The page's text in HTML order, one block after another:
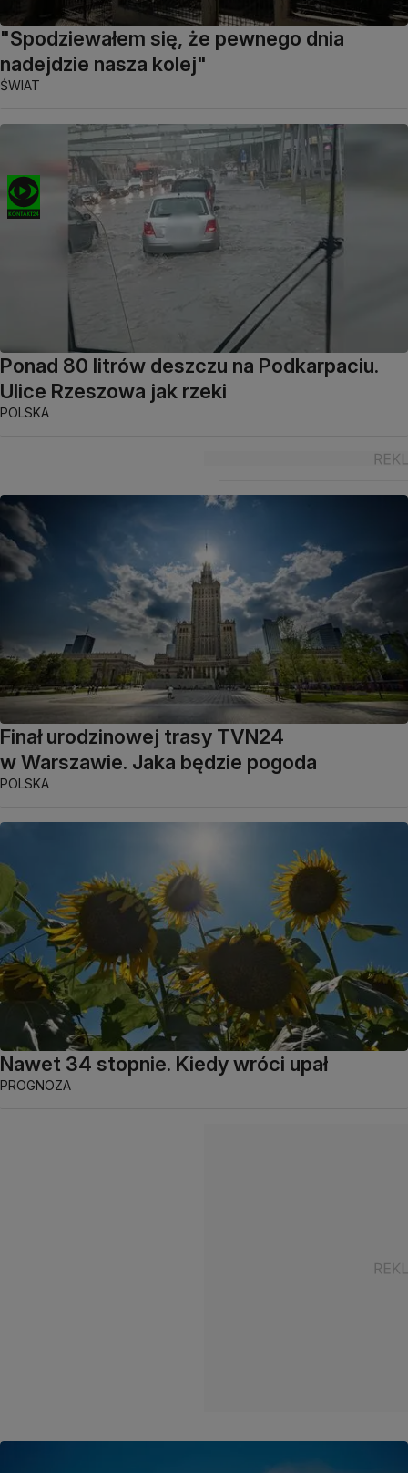
"Spodziewałem się, że pewnego dnia
nadejdzie nasza kolej"
ŚWIAT
Ponad 80 litrów deszczu na Podkarpaciu.
Ulice Rzeszowa jak rzeki
POLSKA
Finał urodzinowej trasy TVN24
w Warszawie. Jaka będzie pogoda
POLSKA
Nawet 34 stopnie. Kiedy wróci upał
PROGNOZA